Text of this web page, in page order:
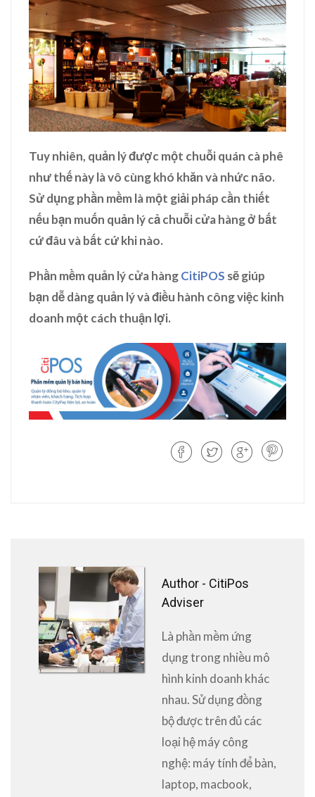
Tuy nhiên, quản lý được một chuỗi quán cà phê
như thế này là vô cùng khó khăn và nhức não.
Sử dụng phần mềm là một giải pháp cần thiết
nếu bạn muốn quản lý cả chuỗi cửa hàng ở bất
cứ đâu và bất cứ khi nào.
Phần mềm quản lý cửa hàngCitiPOS sẽ giúp
bạn dễ dàng quản lý và điều hành công việc kinh
doanh một cách thuận lợi.
Author - CitiPos
Adviser
Là phần mềm ứng
dụng trong nhiều mô
hình kinh doanh khác
nhau. Sử dụng đồng
bộ được trên đủ các
loại hệ máy công
nghệ: máy tính để bàn,
laptop, macbook,